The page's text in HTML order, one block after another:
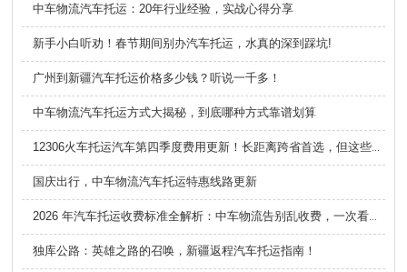
中车物流汽车托运：20年行业经验，实战心得分享
新手小白听劝！春节期间别办汽车托运，水真的深到踩坑!
广州到新疆汽车托运价格多少钱？听说一千多！
中车物流汽车托运方式大揭秘，到底哪种方式靠谱划算
12306火车托运汽车第四季度费用更新！长距离跨省首选，但这些坑要避开！
国庆出行，中车物流汽车托运特惠线路更新
2026 年汽车托运收费标准全解析：中车物流告别乱收费，一次看懂怎么选
独库公路：英雄之路的召唤，新疆返程汽车托运指南！